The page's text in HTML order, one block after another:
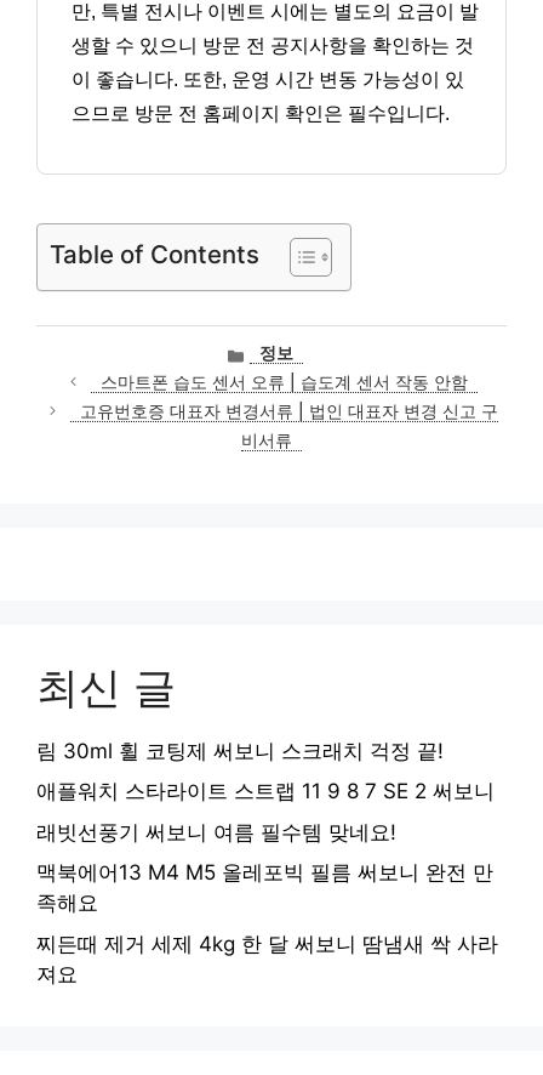
만, 특별 전시나 이벤트 시에는 별도의 요금이 발
생할 수 있으니 방문 전 공지사항을 확인하는 것
이 좋습니다. 또한, 운영 시간 변동 가능성이 있
으므로 방문 전 홈페이지 확인은 필수입니다.
Table of Contents
카
테
고
리
정보
스마트폰 습도 센서 오류 | 습도계 센서 작동 안함
고유번호증 대표자 변경서류 | 법인 대표자 변경 신고 구
비서류
최신 글
림 30ml 휠 코팅제 써보니 스크래치 걱정 끝!
애플워치 스타라이트 스트랩 11 9 8 7 SE 2 써보니
래빗선풍기 써보니 여름 필수템 맞네요!
맥북에어13 M4 M5 올레포빅 필름 써보니 완전 만
족해요
찌든때 제거 세제 4kg 한 달 써보니 땀냄새 싹 사라
져요